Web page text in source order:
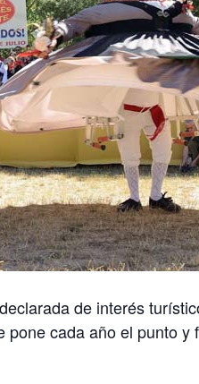
de interés
cada año el punto y